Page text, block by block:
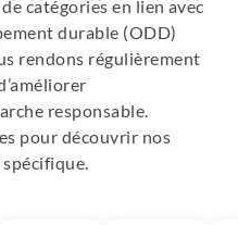
catégories en lien avec
durable (ODD)
rendons régulièrement
responsable.
pour découvrir nos
spécifique.